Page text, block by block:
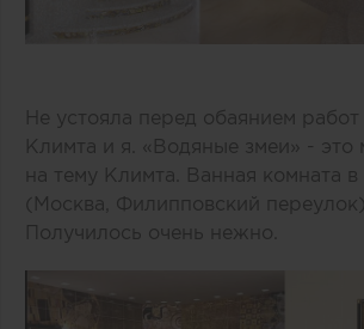
Не устояла перед обаянием работ
Климта и я. «Водяные змеи» - это
на тему Климта. Ванная комната в
(Москва, Филипповский переулок).
Получилось очень нежно.